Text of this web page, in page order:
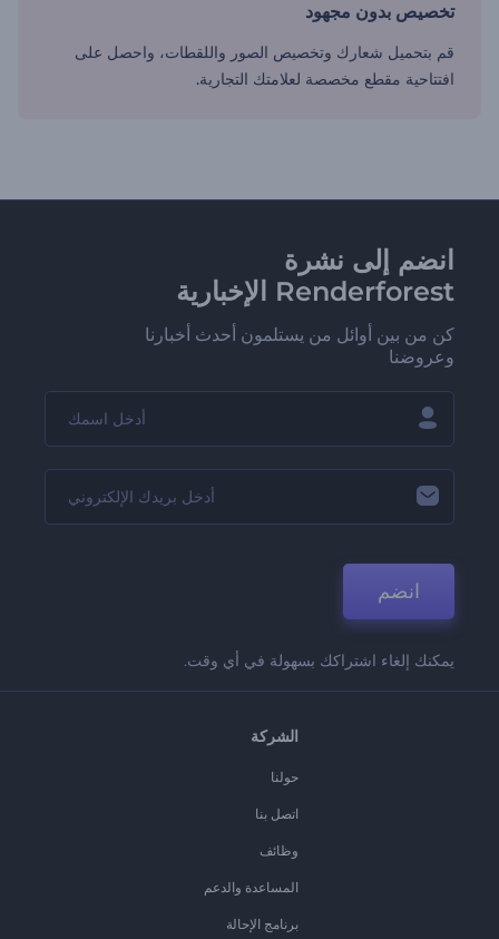
تخصيص بدون مجهود
قم بتحميل شعارك وتخصيص الصور واللقطات، واحصل على
افتتاحية مقطع مخصصة لعلامتك التجارية.
انضم إلى نشرة
Renderforest الإخبارية
كن من بين أوائل من يستلمون أحدث أخبارنا
وعروضنا
انضم
يمكنك إلغاء اشتراكك بسهولة في أي وقت.
الشركة
حولنا
اتصل بنا
وظائف
المساعدة والدعم
برنامج الإحالة